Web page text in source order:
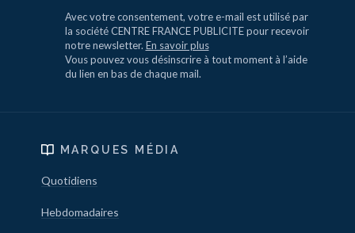
Avec votre consentement, votre e-mail est utilisé par
la société CENTRE FRANCE PUBLICITE pour recevoir
notre newsletter. En savoir plus
Vous pouvez vous désinscrire à tout moment à l’aide
du lien en bas de chaque mail.
MARQUES MÉDIA
Quotidiens
Hebdomadaires